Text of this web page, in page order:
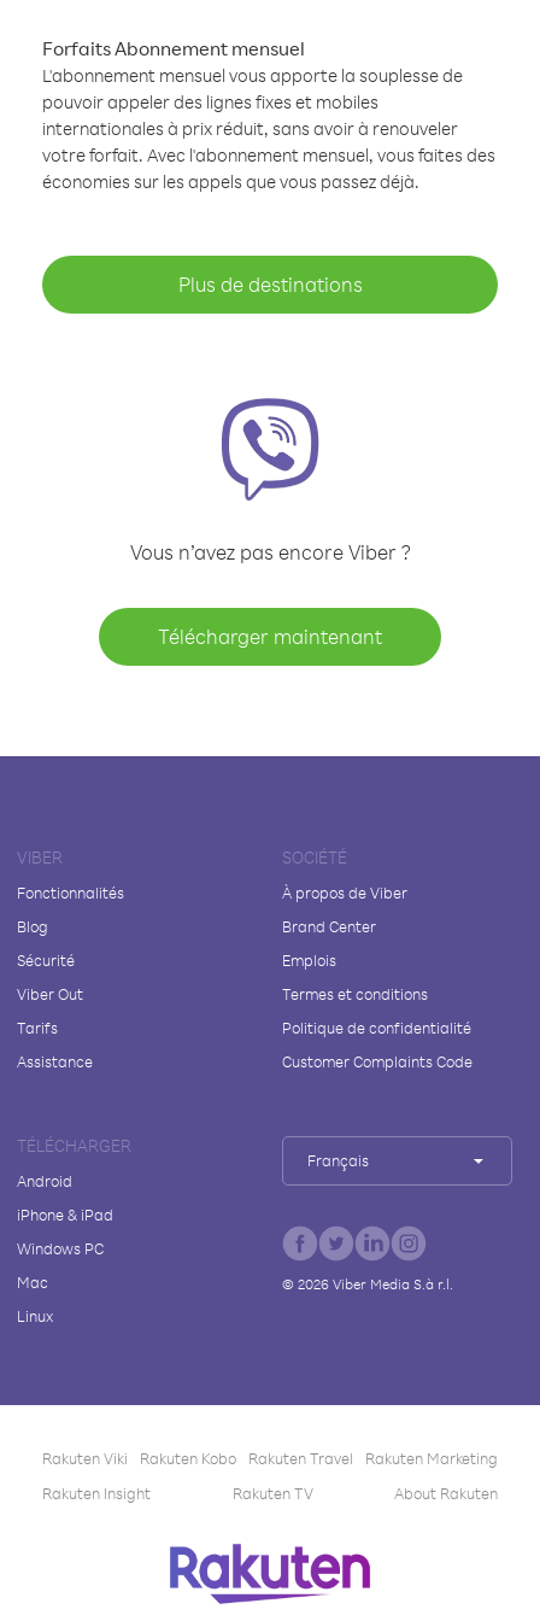
Forfaits Abonnement mensuel
L'abonnement mensuel vous apporte la souplesse de
pouvoir appeler des lignes fixes et mobiles
internationales à prix réduit, sans avoir à renouveler
votre forfait. Avec l'abonnement mensuel, vous faites des
économies sur les appels que vous passez déjà.
Plus de destinations
Vous n’avez pas encore Viber ?
Télécharger maintenant
VIBER
Fonctionnalités
Blog
Sécurité
Viber Out
Tarifs
Assistance
SOCIÉTÉ
À propos de Viber
Brand Center
Emplois
Termes et conditions
Politique de confidentialité
Customer Complaints Code
TÉLÉCHARGER
Android
iPhone & iPad
Windows PC
Mac
Linux
Français
© 2026Viber Media S.à r.l.
Rakuten Viki Rakuten Kobo Rakuten Travel
Rakuten Marketing
Rakuten Insight
Rakuten TV About Rakuten